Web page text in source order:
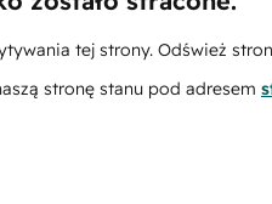
tej strony. Odśwież
stronę stanu pod adresem